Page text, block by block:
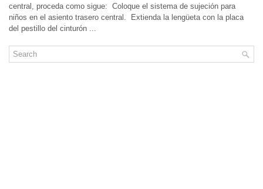
central, proceda como sigue: Coloque el sistema de sujeción para
niños en el asiento trasero central. Extienda la lengüeta con la placa
del pestillo del cinturón ...